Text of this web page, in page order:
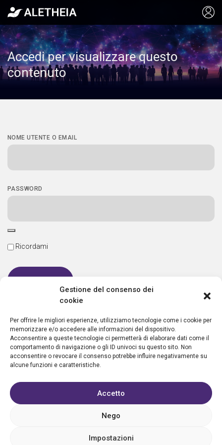
Gestione del consenso dei
cookie
Per offrire le migliori esperienze, utilizziamo tecnologie come i cookie per
memorizzare e/o accedere alle informazioni del dispositivo.
Acconsentire a queste tecnologie ci permetterà di elaborare dati come il
comportamento di navigazione o gli ID univoci su questo sito. Non
acconsentire o revocare il consenso potrebbe influire negativamente su
alcune funzioni e caratteristiche.
Accetto
Nego
Impostazioni
Accedi per visualizzare questo
contenuto
NOME UTENTE O EMAIL
PASSWORD
Ricordami
Nuovo utente?Crea un account
Condizioni d’uso